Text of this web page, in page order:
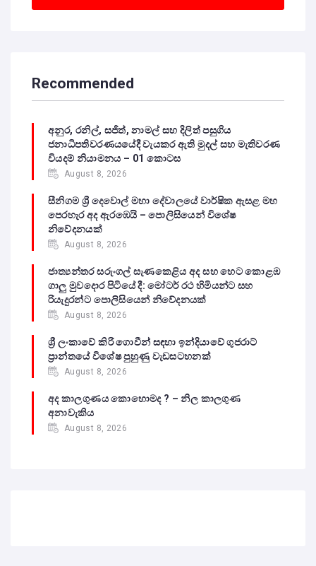
Recommended
අනුර, රනිල්, සජිත්, නාමල් සහ දිලිත් පසුගිය
ජනාධිපතිවරණයයේදී වැයකර ඇති මුදල් සහ මැතිවරණ
වියදම් නියාමනය – 01 කොටස
August 8, 2026
සීනිගම ශ්‍රී දෙවොල් මහා දේවාලයේ වාර්ෂික ඇසළ මහ
පෙරහැර අද ඇරඹෙයි – පොලිසියෙන් විශේෂ
නිවේදනයක්
August 8, 2026
ජාත්‍යන්තර සරුංගල් සැණකෙළිය අද සහ හෙට කොළඹ
ගාලු මුවදොර පිටියේ දී: මෝටර් රථ හිමියන්ට සහ
රියැදුරන්ට පොලිසියෙන් නිවේදනයක්
August 8, 2026
ශ්‍රී ලංකාවේ කිරි ගොවීන් සඳහා ඉන්දියාවේ ගුජරාට්
ප්‍රාන්තයේ විශේෂ පුහුණු වැඩසටහනක්
August 8, 2026
අද කාලගුණය කොහොමද ? – නිල කාලගුණ
අනාවැකිය
August 8, 2026